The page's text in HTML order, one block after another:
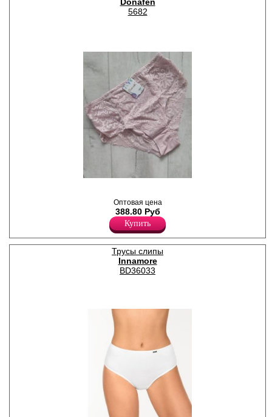
5682
кружевными вставками,
высокой линией талии,
гигиеничной ластовицей.
Лайкра 10%
Хлопок 55%
Нейлон 35%
Оптовая цена
388.80 Руб
Купить
Трусы слипы
Innamore
BD36033